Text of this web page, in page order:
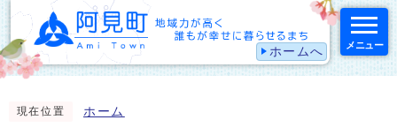
ホームへ メニュー
現在位置 ホーム